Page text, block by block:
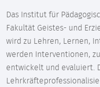
Das Institut für
Fakultät Geistes- und
wird zu Lehren, Lernen,
werden Interventionen,
entwickelt und evaluiert.